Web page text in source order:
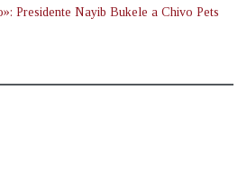
Presidente Nayib Bukele a Chivo Pets